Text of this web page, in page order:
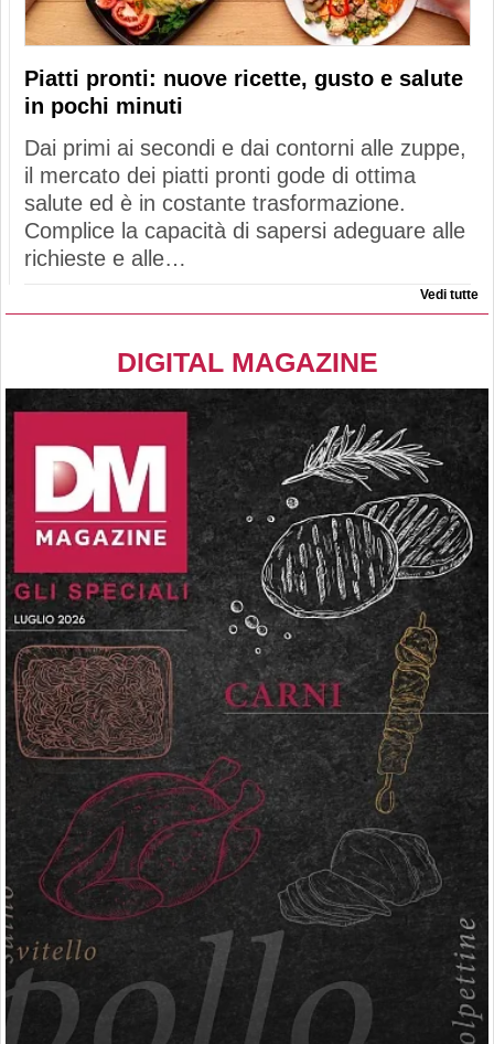
Piatti pronti: nuove ricette, gusto e salute
in pochi minuti
Dai primi ai secondi e dai contorni alle zuppe,
il mercato dei piatti pronti gode di ottima
salute ed è in costante trasformazione.
Complice la capacità di sapersi adeguare alle
richieste e alle…
Vedi tutte
DIGITAL MAGAZINE